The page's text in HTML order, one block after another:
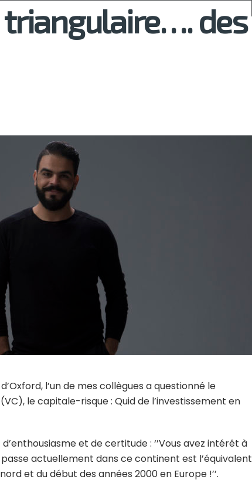
des
l’un de mes collègues a questionné le
(VC), le capitale-risque : Quid de l’investissement en
et de certitude : ‘’Vous avez intérêt à
actuellement dans ce continent est l’équivalent
et du début des années 2000 en Europe !’’.